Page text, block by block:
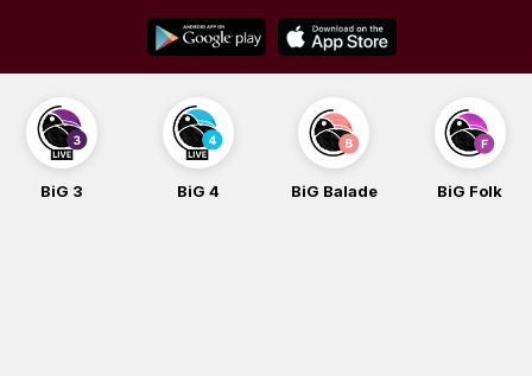
content
BiG 3 BiG 4 BiG Balade BiG Folk